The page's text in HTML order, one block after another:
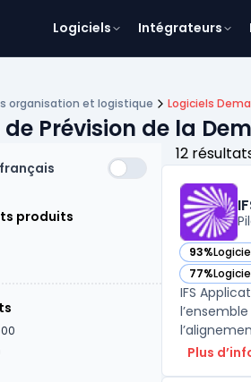
Logiciels Intégrateurs
organisation et logistique Logiciels
de Prévision de la
produits
12
93%
— voir IFS
77%
— voir IFS
IFS
Plus